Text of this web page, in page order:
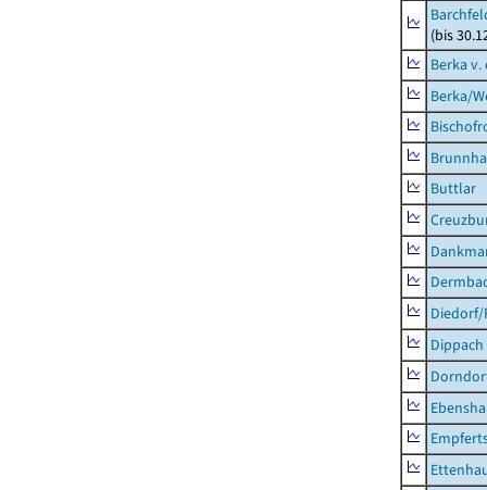
(bis
Berka v.
Berka/
Buttlar
Dippach